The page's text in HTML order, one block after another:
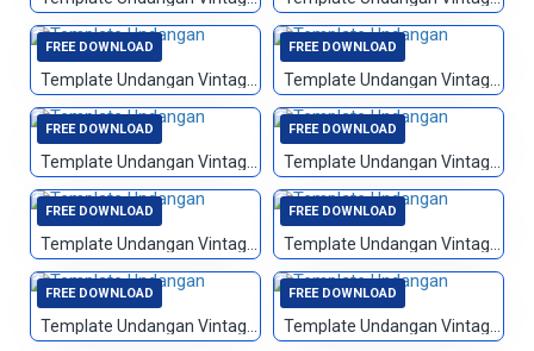
FREE DOWNLOAD FREE DOWNLOAD
FREE DOWNLOAD FREE DOWNLOAD
FREE DOWNLOAD FREE DOWNLOAD
FREE DOWNLOAD FREE DOWNLOAD